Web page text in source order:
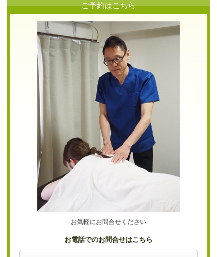
ご予約はこちら
お気軽にお問合せください
お電話でのお問合せはこちら